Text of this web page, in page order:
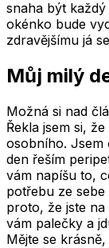
snaha být
okénko bude
zdravějšímu já
Můj milý
Možná si nad
Řekla jsem si,
osobního. Jsem
den řeším
vám napíšu to,
potřebu ze
proto, že jste na
vám palečky a
Mějte se